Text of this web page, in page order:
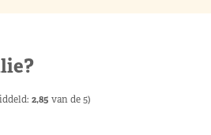
2,85 van de 5)